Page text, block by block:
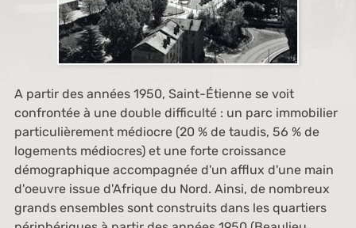
A partir des années 1950, Saint-Étienne se voit
confrontée à une double difficulté : un parc immobilier
particulièrement médiocre (20 % de taudis, 56 % de
logements médiocres) et une forte croissance
démographique accompagnée d'un afflux d'une main
d'oeuvre issue d'Afrique du Nord. Ainsi, de nombreux
grands ensembles sont construits dans les quartiers